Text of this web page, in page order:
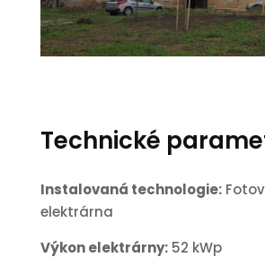
Technické
Instalovaná technologie:
elektrárna
Výkon elektrárny:52 kWp